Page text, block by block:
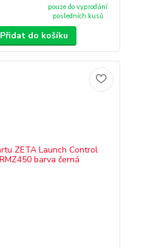
pouze do vyprodání
posledních kusů
Přidat do košíku